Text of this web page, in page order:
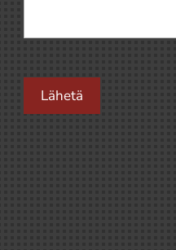
Lähetä